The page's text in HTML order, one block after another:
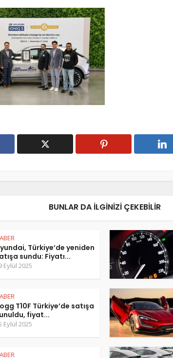
BUNLAR DA ILGINIZI ÇEKEBILIR
Türkiye’de yeniden
sundu: Fiyatı...
Eylül 2025
T10F Türkiye’de satışa
fiyat...
Eylül 2025